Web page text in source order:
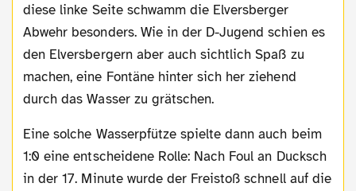
diese linke Seite schwamm die Elversberger
Abwehr besonders. Wie in der D-Jugend schien es
den Elversbergern aber auch sichtlich Spaß zu
machen, eine Fontäne hinter sich her ziehend
durch das Wasser zu grätschen.
Eine solche Wasserpfütze spielte dann auch beim
1:0 eine entscheidene Rolle: Nach Foul an Ducksch
in der 17. Minute wurde der Freistoß schnell auf die